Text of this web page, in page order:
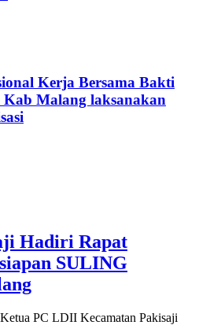
Kerja Bersama Bakti
Malang laksanakan
Hadiri Rapat
SULING
PC LDII Kecamatan Pakisaji